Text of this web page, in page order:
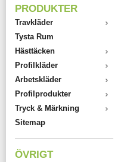
PRODUKTER
Travkläder
Tysta Rum
Hästtäcken
Profilkläder
Arbetskläder
Profilprodukter
Tryck & Märkning
Sitemap
ÖVRIGT